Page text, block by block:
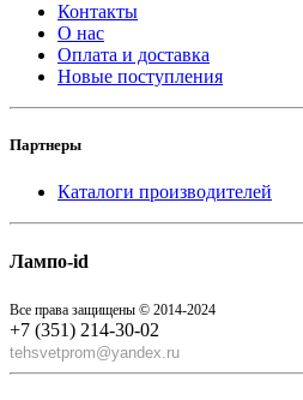
Контакты
О нас
Оплата и доставка
Новые поступления
Партнеры
Каталоги производителей
Лампо-id
Все права защищены © 2014-2024
+7 (351) 214-30-02
tehsvetprom@yandex.ru